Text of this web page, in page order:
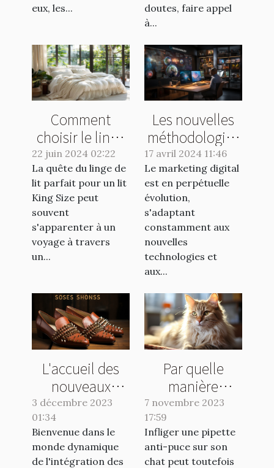
eux, les...
doutes, faire appel
à...
Comment
choisir le linge
de lit idéal pour
un lit King Size
22 juin 2024 02:22
La quête du linge de
lit parfait pour un lit
King Size peut
souvent
s'apparenter à un
voyage à travers
un...
Les nouvelles
méthodologies
en marketing
digital pour
2023
17 avril 2024 11:46
Le marketing digital
est en perpétuelle
évolution,
s'adaptant
constamment aux
nouvelles
technologies et
aux...
L'accueil des
nouveaux
collaborateurs :
clé de la
réussite
3 décembre 2023
01:34
Bienvenue dans le
monde dynamique
de l'intégration des
Par quelle
manière
appliquer une
pipette anti-
puce à son
chat ?
7 novembre 2023
17:59
Infliger une pipette
anti-puce sur son
chat peut toutefois